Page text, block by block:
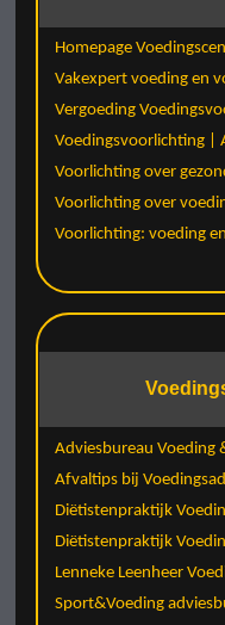
Homepage
Vakexpert voeding en
Vergoeding
Voedingsvoorlichting |
Voorlichting over
Voorlichting over
Voorlichting: voeding
Adviesbureau Voeding
Afvaltips bij
Diëtistenpraktijk
Diëtistenpraktijk
Lenneke Leenheer
Sport&Voeding